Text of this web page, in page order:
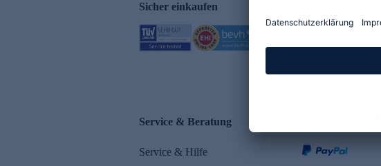
Sicher einkaufen
Service & Beratung
Service & Hilfe